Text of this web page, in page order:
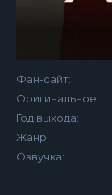
Фан-сайт:
Оригинальное:
Год выхода:
Жанр:
Озвучка: